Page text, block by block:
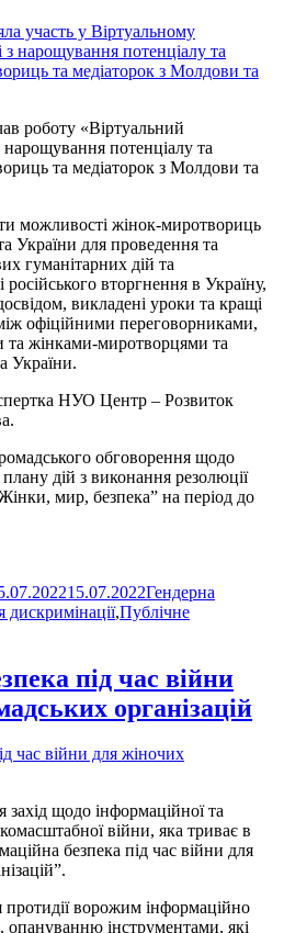
роботу «Віртуальний
нарощування потенціалу та
та медіаторок з Молдови та
можливості жінок-миротвориць
України для проведення та
гуманітарних дій та
вторгнення в Україну,
викладені уроки та кращі
офіційними переговорниками,
жінками-миротворцями та
України.
НУО Центр – Розвиток
обговорення щодо
дій з виконання резолюції
мир, безпека” на період до
15.07.2022Гендерна
дискримінації,Публічне
під час війни
організацій
захід щодо інформаційної та
війни, яка триває в
безпека під час війни для
протидії ворожим інформаційно
опануванню інструментами, які